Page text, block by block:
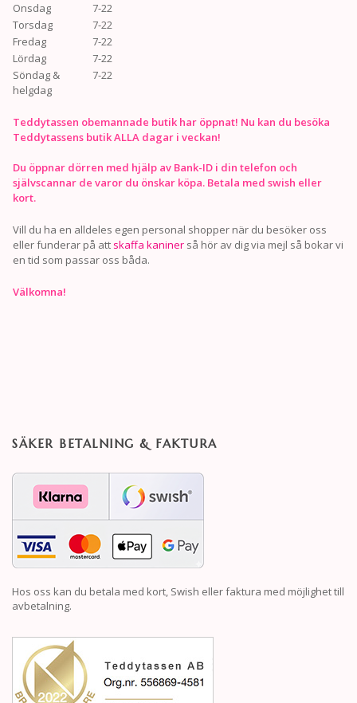
Onsdag
7-22
Torsdag
7-22
Fredag
7-22
Lördag
7-22
Söndag &
helgdag
7-22
Teddytassen obemannade butik har öppnat! Nu kan du besöka
Teddytassens butik ALLA dagar i veckan!
Du öppnar dörren med hjälp av Bank-ID i din telefon och
självscannar de varor du önskar köpa. Betala med swish eller
kort.
Vill du ha en alldeles egen personal shopper när du besöker oss
eller funderar på att skaffa kaniner så hör av dig via mejl så bokar vi
en tid som passar oss båda.
Välkomna!
SÄKER BETALNING & FAKTURA
Hos oss kan du betala med kort, Swish eller faktura med möjlighet till
avbetalning.